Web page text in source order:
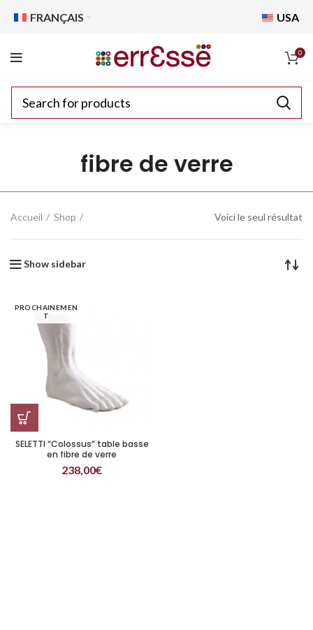
FRANÇAIS USA
0
fibre de verre
Accueil Shop Voici le seul résultat
Show sidebar
PROCHAINEMEN
T
SELETTI “Colossus” table basse
en fibre de verre
238,00€